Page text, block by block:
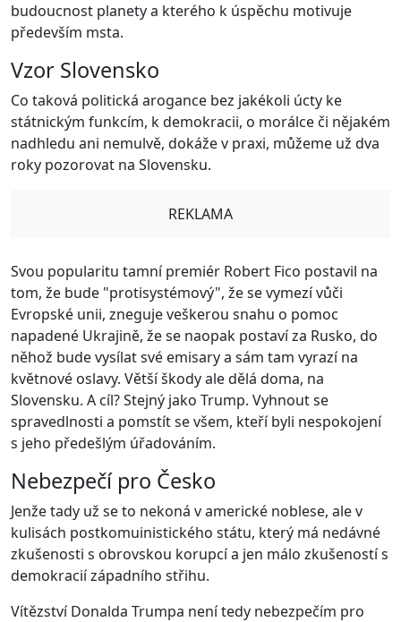
budoucnost planety a kterého k úspěchu motivuje
především msta.
Vzor Slovensko
Co taková politická arogance bez jakékoli úcty ke
státnickým funkcím, k demokracii, o morálce či nějakém
nadhledu ani nemulvě, dokáže v praxi, můžeme už dva
roky pozorovat na Slovensku.
REKLAMA
Svou popularitu tamní premiér Robert Fico postavil na
tom, že bude "protisystémový", že se vymezí vůči
Evropské unii, zneguje veškerou snahu o pomoc
napadené Ukrajině, že se naopak postaví za Rusko, do
něhož bude vysílat své emisary a sám tam vyrazí na
květnové oslavy. Větší škody ale dělá doma, na
Slovensku. A cíl? Stejný jako Trump. Vyhnout se
spravedlnosti a pomstít se všem, kteří byli nespokojení
s jeho předešlým úřadováním.
Nebezpečí pro Česko
Jenže tady už se to nekoná v americké noblese, ale v
kulisách postkomuinistického státu, který má nedávné
zkušenosti s obrovskou korupcí a jen málo zkušeností s
demokracií západního střihu.
Vítězství Donalda Trumpa není tedy nebezpečím pro